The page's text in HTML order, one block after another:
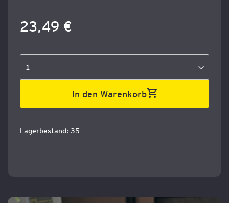
23,49 €
In den Warenkorb
Lagerbestand: 35